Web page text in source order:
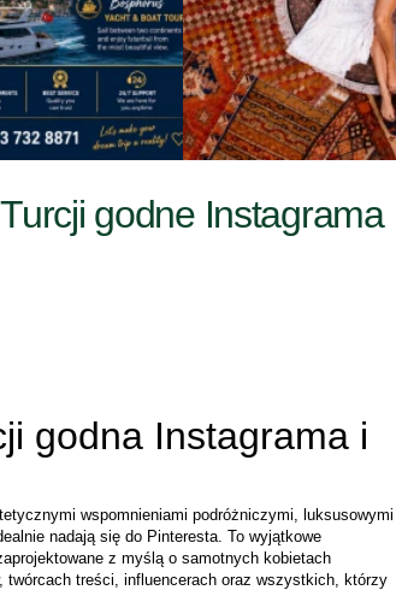
godne Instagrama
godna Instagrama i
wspomnieniami podróżniczymi, luksusowymi
nadają się do Pinteresta. To wyjątkowe
z myślą o samotnych kobietach
twórcach treści, influencerach oraz wszystkich, którzy